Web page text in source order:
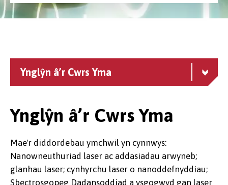
Ynglŷn â’r Cwrs Yma
Ynglŷn â’r Cwrs Yma
Mae'r diddordebau ymchwil yn cynnwys:
Nanowneuthuriad laser ac addasiadau arwyneb;
glanhau laser; cynhyrchu laser o nanoddefnyddiau;
Sbectrosgopeg Dadansoddiad a ysgogwyd gan laser